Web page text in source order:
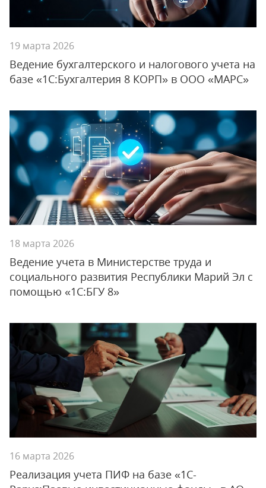
19 марта 2026
Ведение бухгалтерского и налогового учета на
базе «1С:Бухгалтерия 8 КОРП» в ООО «МАРС»
18 марта 2026
Ведение учета в Министерстве труда и
социального развития Республики Марий Эл с
помощью «1С:БГУ 8»
16 марта 2026
Реализация учета ПИФ на базе «1С-